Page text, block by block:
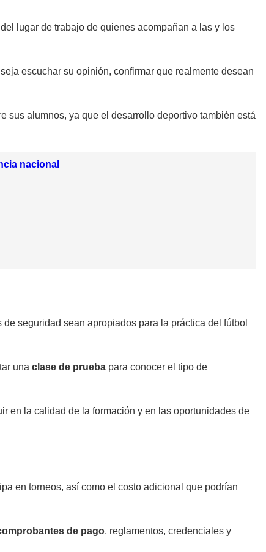
lugar de trabajo de quienes acompañan a las y los
escuchar su opinión, confirmar que realmente desean
sus alumnos, ya que el desarrollo deportivo también está
nacional
seguridad sean apropiados para la práctica del fútbol
una clase de prueba para conocer el tipo de
en la calidad de la formación y en las oportunidades de
en torneos, así como el costo adicional que podrían
de pago, reglamentos, credenciales y